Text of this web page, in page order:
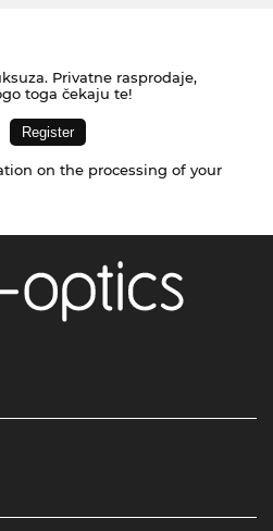
Privatne rasprodaje,
toga čekaju te!
on the processing of your